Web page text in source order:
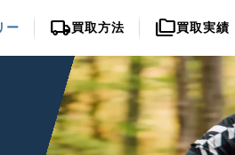
ー local_shipping買取方法 folder_copy買取実績